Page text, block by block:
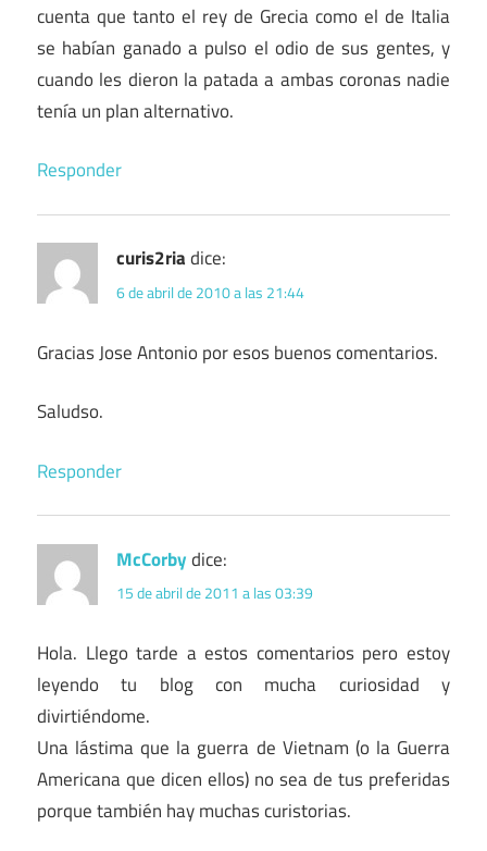
cuenta que tanto el rey de Grecia como el de Italia
se habían ganado a pulso el odio de sus gentes, y
cuando les dieron la patada a ambas coronas nadie
tenía un plan alternativo.
Responder
curis2riadice:
6 de abril de 2010 a las 21:44
Gracias Jose Antonio por esos buenos comentarios.
Saludso.
Responder
McCorbydice:
15 de abril de 2011 a las 03:39
Hola. Llego tarde a estos comentarios pero estoy
leyendo tu blog con mucha curiosidad y
divirtiéndome.
Una lástima que la guerra de Vietnam (o la Guerra
Americana que dicen ellos) no sea de tus preferidas
porque también hay muchas curistorias.